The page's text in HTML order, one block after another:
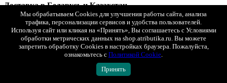
Доставка в Беларусь и Казахстан
Оплата: только онлайн (банковской картой РФ).
Показать полностью
Минимальная стоимость товаров в заказе для доставки - 1
Мы обрабатываем Cookies для улучшения работы сайта, анализа
трафика, персонализации сервисов и удобства пользователей.
Используя сайт или кликая на «Принять», Вы соглашаетесь с Условиями
обработки метрических данных на shop.atributika.ru. Вы можете
запретить обработку Cookies в настройках браузера. Пожалуйста,
ознакомьтесь с Политикой Cookie.
Принять